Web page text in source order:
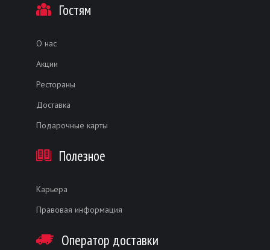
Гостям
О нас
Акции
Рестораны
Доставка
Подарочные карты
Полезное
Карьера
Правовая информация
Оператор доставки